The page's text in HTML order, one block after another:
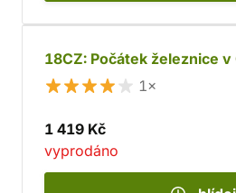
18CZ: Počátek železnice
1×
1 419 Kč
vyprodáno